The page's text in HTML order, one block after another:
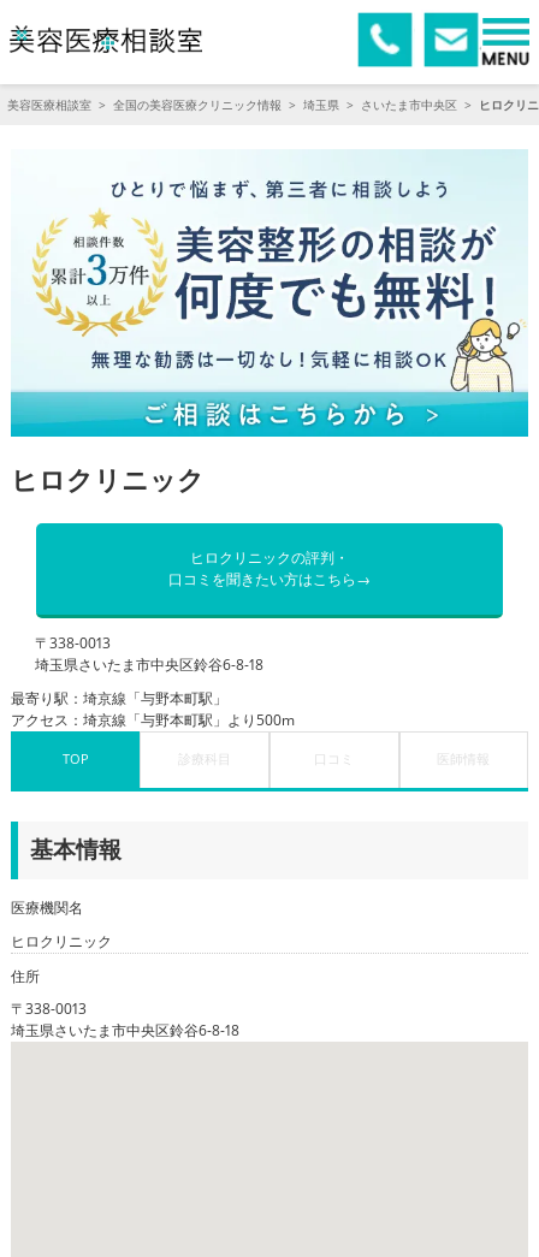
美容医療相談室 > 全国の美容医療クリニック情報 > 埼玉県 > さいたま市中央区 > ヒロクリ
ヒロクリニック
ヒロクリニックの評判・
口コミを聞きたい方はこちら→
〒338-0013
埼玉県さいたま市中央区鈴谷6-8-18
最寄り駅：埼京線「与野本町駅」
アクセス：埼京線「与野本町駅」より500m
TOP 診療科目 口コミ 医師情報
基本情報
医療機関名
ヒロクリニック
住所
〒338-0013
埼玉県さいたま市中央区鈴谷6-8-18